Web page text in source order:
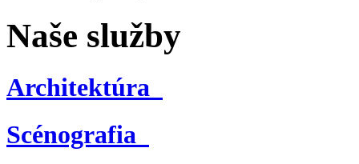
Naše služby
Architektúra
Scénografia